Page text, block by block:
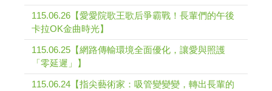
115.06.26【愛愛院歌王歌后爭霸戰！長輩們的午後
卡拉OK金曲時光】
115.06.25【網路傳輸環境全面優化，讓愛與照護
「零延遲」】
115.06.24【指尖藝術家：吸管變變變，轉出長輩的